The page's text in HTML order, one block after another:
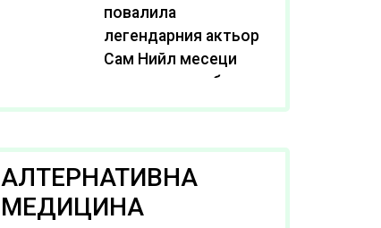
повалила
легендарния актьор
Сам Нийл месеци
след като пребори
рака
АЛТЕРНАТИВНА
МЕДИЦИНА